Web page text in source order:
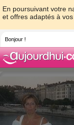
En poursuivant votre
et offres adaptés à
Bonjour !